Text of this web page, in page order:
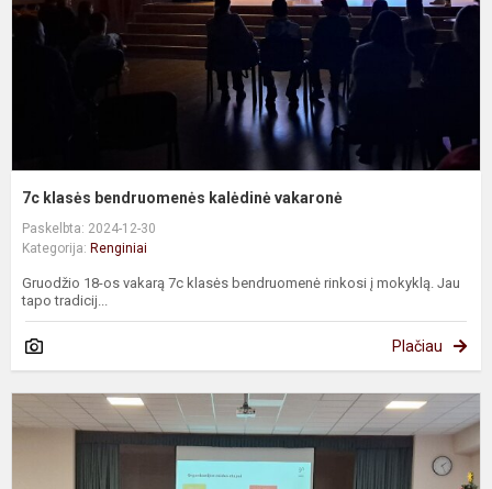
7c klasės bendruomenės kalėdinė vakaronė
Paskelbta: 2024-12-30
Kategorija: Renginiai
Gruodžio 18-os vakarą 7c klasės bendruomenė rinkosi į mokyklą. Jau
tapo tradicij...
Plačiau